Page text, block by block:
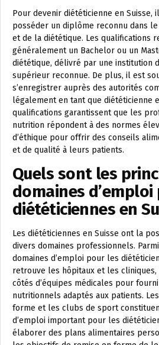
Pour devenir diététicienne en Suisse,
posséder un diplôme reconnu dans
et de la diététique. Les qualifications
généralement un Bachelor ou un
diététique, délivré par une institution
supérieur reconnue. De plus, il est
s’enregistrer auprès des autorités
légalement en tant que diététicienne
qualifications garantissent que les
nutrition répondent à des normes
d’éthique pour offrir des conseils
et de qualité à leurs patients.
Quels sont les
domaines
diététiciennes en
Les diététiciennes en Suisse ont la
divers domaines professionnels.
domaines d’emploi pour les
retrouve les hôpitaux et les
côtés d’équipes médicales pour
nutritionnels adaptés aux patients.
forme et les clubs de sport
d’emploi important pour les
élaborer des plans alimentaires